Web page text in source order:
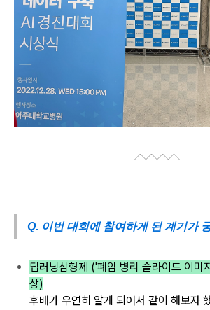
Q. 이번 대회에 참여하게 된 계기가
딥러닝삼형제 ('폐암 병리 슬라이드 이미
상)
후배가 우연히 알게 되어서 같이 해보자